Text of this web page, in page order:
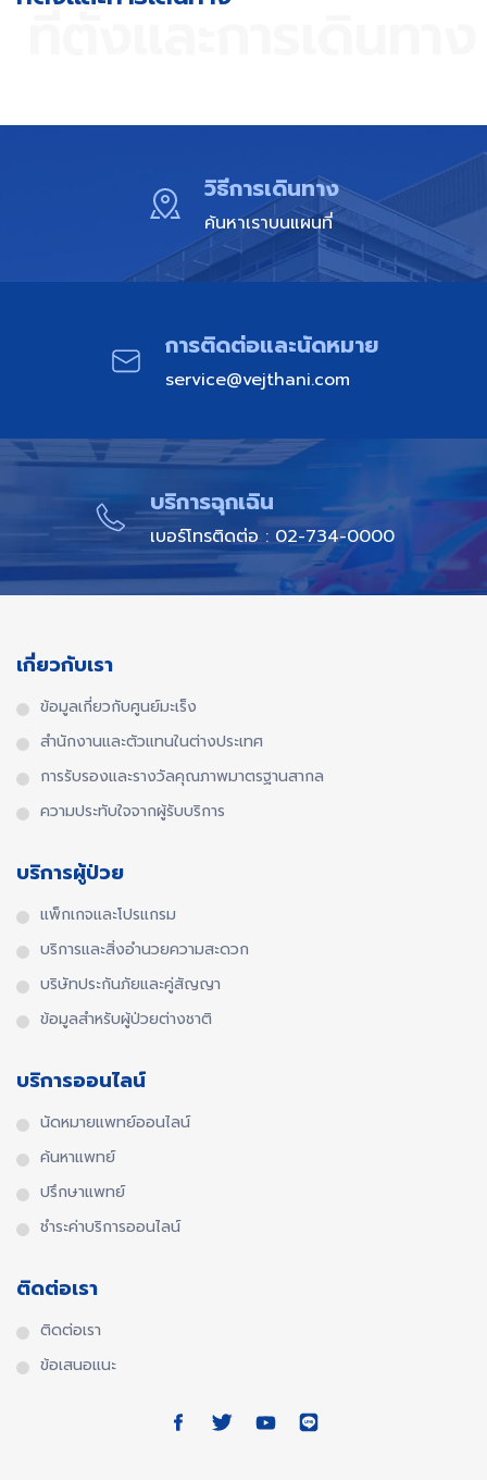
วิธีการเดินทาง
ค้นหาเราบนแผนที่
การติดต่อและนัดหมาย​
service@vejthani.com
บริการฉุกเฉิน​
เบอร์โทรติดต่อ : 02-734-0000
เกี่ยวกับเรา
ข้อมูลเกี่ยวกับศูนย์มะเร็ง
สำนักงานและตัวแทนในต่างประเทศ​
การรับรองและรางวัลคุณภาพมาตรฐานสากล​
ความประทับใจจากผู้รับบริการ
บริการผู้ป่วย
แพ็กเกจและโปรแกรม
บริการและสิ่งอำนวยความสะดวก
บริษัทประกันภัยและคู่สัญญา
ข้อมูลสำหรับผู้ป่วยต่างชาติ
บริการออนไลน์
นัดหมายแพทย์ออนไลน์
ค้นหาแพทย์
ปรึกษาแพทย์
ชำระค่าบริการออนไลน์
ติดต่อเรา
ติดต่อเรา
ข้อเสนอแนะ